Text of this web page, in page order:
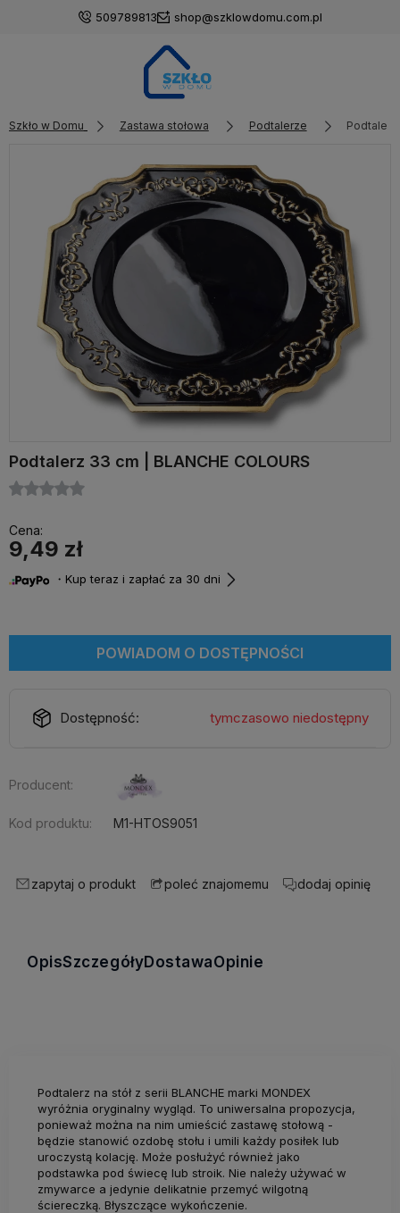
509789813 shop@szklowdomu.com.pl
Szkło w Domu Zastawa stołowa Podtalerze Podtalerz
Podtalerz 33 cm | BLANCHE COLOURS
Cena:
9,49 zł
・Kup teraz i zapłać za 30 dni
POWIADOM O DOSTĘPNOŚCI
Dostępność: tymczasowo niedostępny
Producent:
Kod produktu: M1-HTOS9051
zapytaj o produkt poleć znajomemu dodaj opinię
OpisSzczegółyDostawaOpinie
Podtalerz na stół z serii BLANCHE marki MONDEX
wyróżnia oryginalny wygląd. To uniwersalna propozycja,
ponieważ można na nim umieścić zastawę stołową -
będzie stanowić ozdobę stołu i umili każdy posiłek lub
uroczystą kolację. Może posłużyć również jako
podstawka pod świecę lub stroik. Nie należy używać w
zmywarce a jedynie delikatnie przemyć wilgotną
ściereczką. Błyszczące wykończenie.